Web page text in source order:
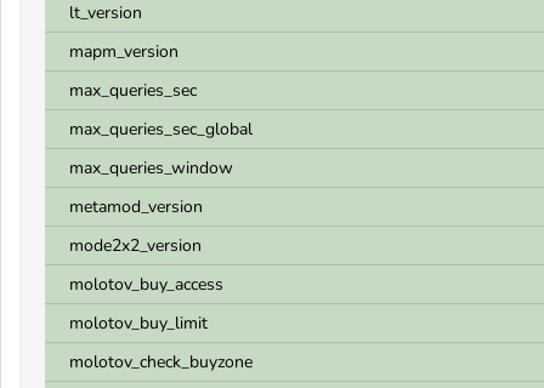
lt_version
mapm_version
max_queries_sec
max_queries_sec_global
max_queries_window
metamod_version
mode2x2_version
molotov_buy_access
molotov_buy_limit
molotov_check_buyzone